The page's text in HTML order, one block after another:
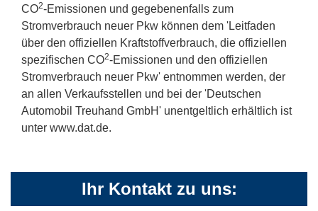
CO2-Emissionen und gegebenenfalls zum
Stromverbrauch neuer Pkw können dem 'Leitfaden
über den offiziellen Kraftstoffverbrauch, die offiziellen
spezifischen CO2-Emissionen und den offiziellen
Stromverbrauch neuer Pkw' entnommen werden, der
an allen Verkaufsstellen und bei der 'Deutschen
Automobil Treuhand GmbH' unentgeltlich erhältlich ist
unter www.dat.de.
Ihr Kontakt zu uns: